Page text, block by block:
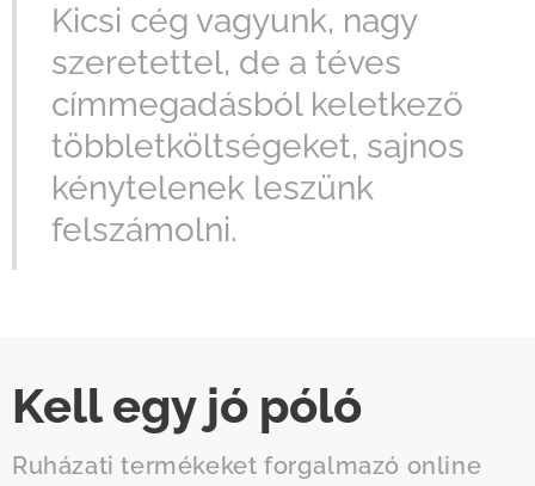
Kicsi cég vagyunk, nagy
szeretettel, de a téves
címmegadásból keletkező
többletköltségeket, sajnos
kénytelenek leszünk
felszámolni.
Kell egy jó póló
Ruházati termékeket forgalmazó online